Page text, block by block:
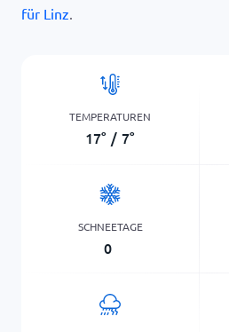
für Linz.
TEMPERATUREN
17° / 7°
SCHNEETAGE
0